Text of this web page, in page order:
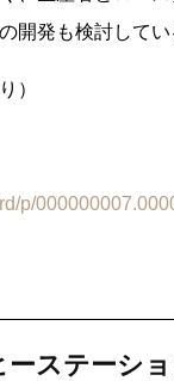
開発も検討してい
）
p/
ーステーシ